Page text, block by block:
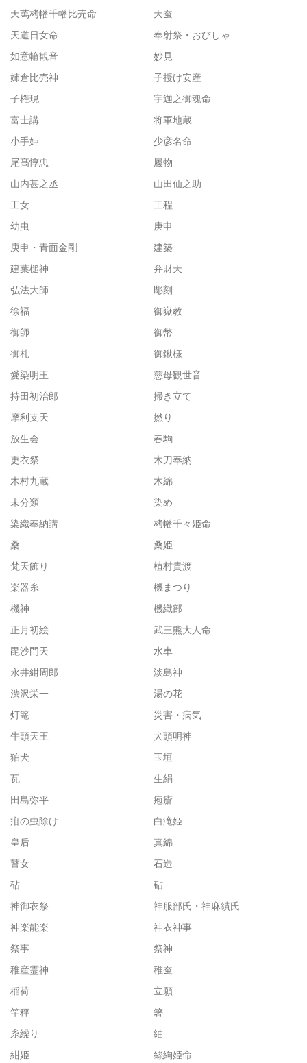
天萬栲幡千幡比売命
天蚕
天道日女命
奉射祭・おびしゃ
如意輪観音
妙見
姉倉比売神
子授け安産
子権現
宇迦之御魂命
富士講
将軍地蔵
小手姫
少彦名命
尾髙惇忠
履物
山内甚之丞
山田仙之助
工女
工程
幼虫
庚申
庚申・青面金剛
建築
建葉槌神
弁財天
弘法大師
彫刻
徐福
御嶽教
御師
御幣
御札
御鍬様
愛染明王
慈母観世音
持田初治郎
掃き立て
摩利支天
撚り
放生会
春駒
更衣祭
木刀奉納
木村九蔵
木綿
未分類
染め
染織奉納講
栲幡千々姫命
桑
桑姫
梵天飾り
植村貴渡
楽器糸
機まつり
機神
機織部
正月初絵
武三熊大人命
毘沙門天
水車
永井紺周郎
淡島神
渋沢栄一
湯の花
灯篭
災害・病気
牛頭天王
犬頭明神
狛犬
玉垣
瓦
生絹
田島弥平
疱瘡
疳の虫除け
白滝姫
皇后
真綿
瞽女
石造
砧
砧
神御衣祭
神服部氏・神麻績氏
神楽能楽
神衣神事
祭事
祭神
稚産霊神
稚蚕
稲荷
立願
竿秤
箸
糸繰り
紬
紺姫
絲絇姫命